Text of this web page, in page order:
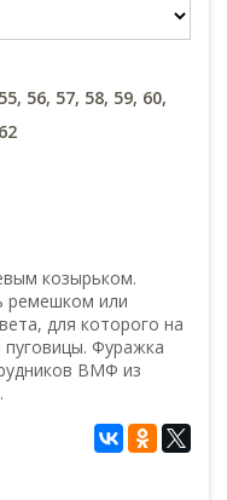
56, 57, 58, 59, 60,
козырьком.
ремешком или
для которого на
Фуражка
ВМФ из